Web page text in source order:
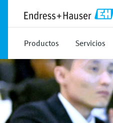
Productos Servicios